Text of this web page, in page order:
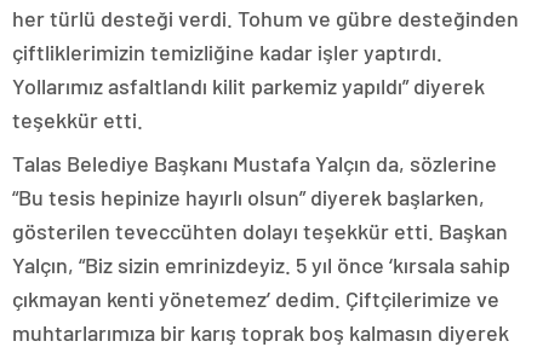
her türlü desteği verdi. Tohum ve gübre desteğinden
çiftliklerimizin temizliğine kadar işler yaptırdı.
Yollarımız asfaltlandı kilit parkemiz yapıldı” diyerek
teşekkür etti.
Talas Belediye Başkanı Mustafa Yalçın da, sözlerine
“Bu tesis hepinize hayırlı olsun” diyerek başlarken,
gösterilen teveccühten dolayı teşekkür etti. Başkan
Yalçın, “Biz sizin emrinizdeyiz. 5 yıl önce ‘kırsala sahip
çıkmayan kenti yönetemez’ dedim. Çiftçilerimize ve
muhtarlarımıza bir karış toprak boş kalmasın diyerek